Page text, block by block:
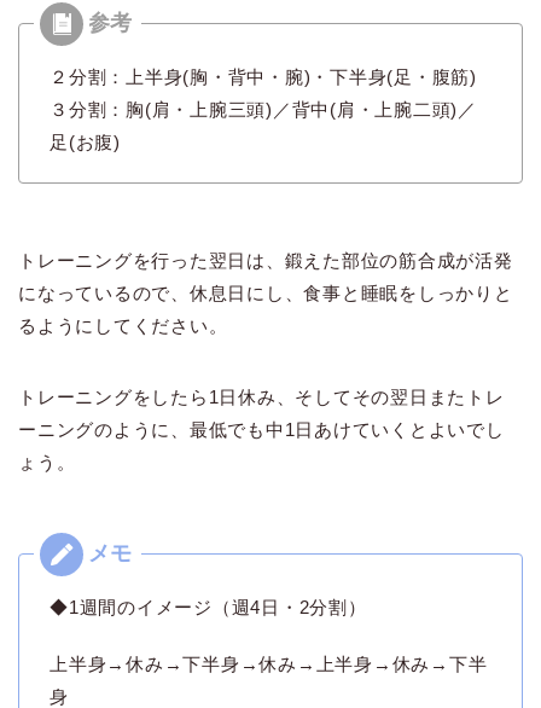
２分割：上半身(胸・背中・腕)・下半身(足・腹筋)
３分割：胸(肩・上腕三頭)／背中(肩・上腕二頭)／
足(お腹)
トレーニングを行った翌日は、鍛えた部位の筋合成が活発
になっているので、休息日にし、食事と睡眠をしっかりと
るようにしてください。
トレーニングをしたら1日休み、そしてその翌日またトレ
ーニングのように、最低でも中1日あけていくとよいでし
ょう。
◆1週間のイメージ（週4日・2分割）
上半身→休み→下半身→休み→上半身→休み→下半
身